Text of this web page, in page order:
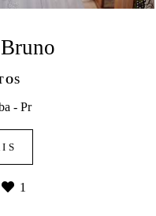
- Pr
1